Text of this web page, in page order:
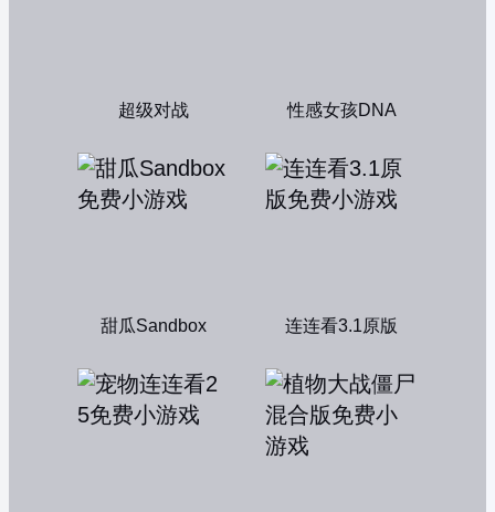
超级对战 性感女孩DNA
甜瓜Sandbox 连连看3.1原版